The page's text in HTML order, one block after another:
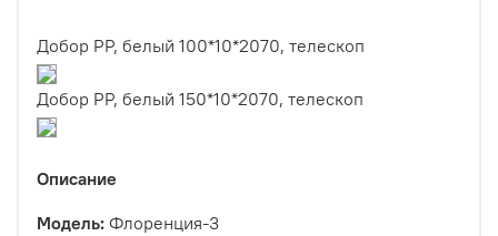
Добор PP, белый 100*10*2070, телескоп
Добор PP, белый 150*10*2070, телескоп
Описание
Модель: Флоренция-3